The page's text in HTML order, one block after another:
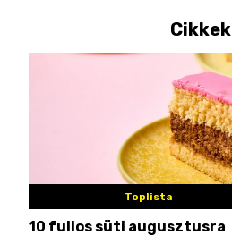
Cikkek
Toplista
10 fullos süti augusztusra